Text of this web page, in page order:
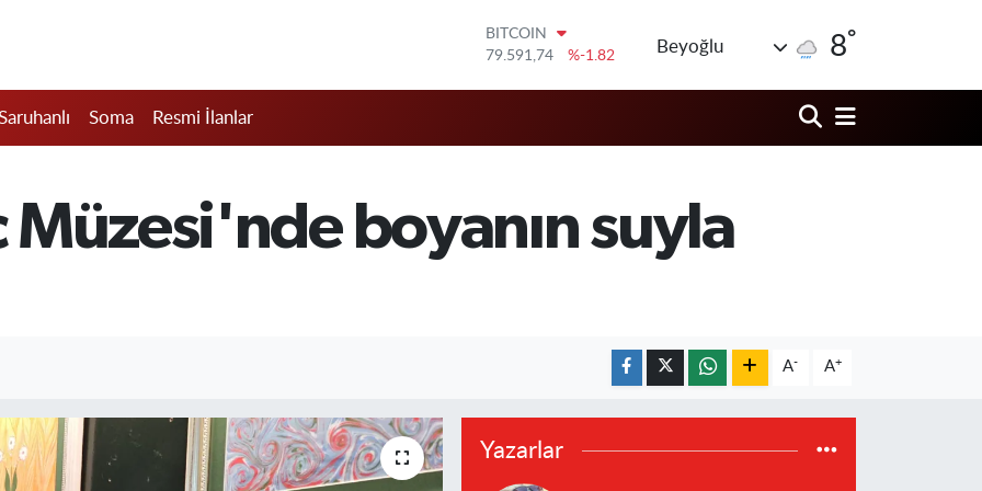
DOLAR
45,43620
%0.02
61,60380
%0.18
14.598,00
%0
Beyoğlu 8°
Soma Resmi İlanlar
Müzesi'nde boyanın suyla
A- A+
Yazarlar